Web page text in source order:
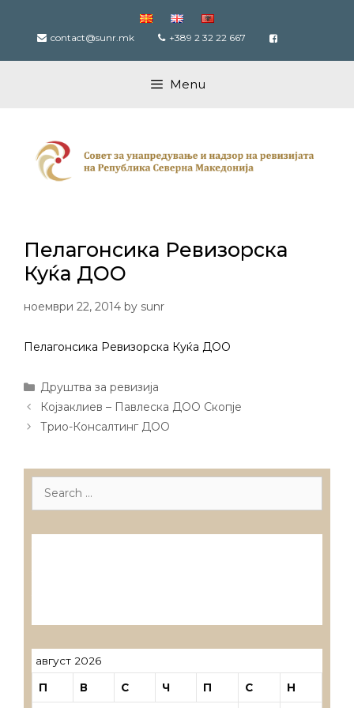
content contact@sunr.mk +389 2 32 22 667
Menu
Пелагонсика Ревизорска
Куќа ДОО
ноември 22, 2014 by sunr
Пелагонсика Ревизорска Куќа ДОО
Categories
Друштва за ревизија
Post
navigation
Којзаклиев – Павлеска ДОО Скопје
Трио-Консалтинг ДОО
Search
август 2026
П В С Ч П С Н